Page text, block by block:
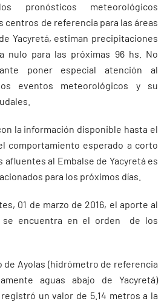
pronósticos meteorológicos
centros de referencia para las áreas
Yacyretá, estiman precipitaciones
nulo para las próximas 96 hs. No
poner especial atención al
eventos meteorológicos y su
la información disponible hasta el
comportamiento esperado a corto
afluentes al Embalse de Yacyretá es
para los próximos días.
01 de marzo de 2016, el aporte al
se encuentra en el orden de los
de Ayolas (hidrómetro de referencia
aguas abajo de Yacyretá)
un valor de 5.14 metros a la